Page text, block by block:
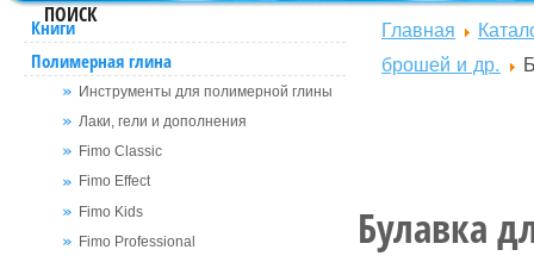
ПОИСК
Книги
Полимерная глина
Инструменты для полимерной глины
Лаки, гели и дополнения
Fimo Classic
Fimo Effect
Fimo Kids
Fimo Professional
Главная
брошей и др.
Булавка